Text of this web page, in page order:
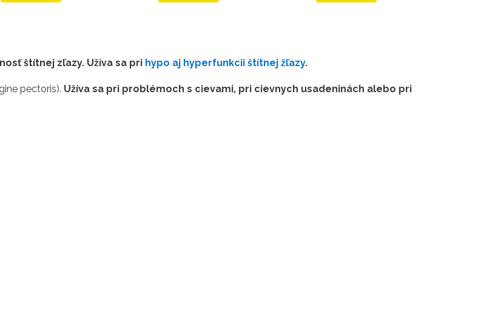
štítnej zľazy. Užíva sa pri hypo aj hyperfunkcii štítnej žľazy.
pectoris). Užíva sa pri problémoch s cievami, pri cievnych usadeninách alebo pri